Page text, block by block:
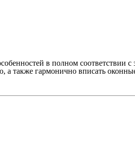
в полном соответствии
также гармонично вписать